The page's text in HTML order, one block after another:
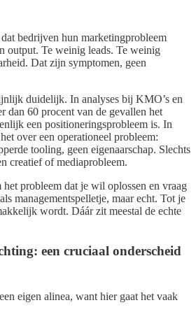
bedrijven hun marketingprobleem
output. Te weinig leads. Te weinig
Dat zijn symptomen, geen
duidelijk. In analyses bij KMO’s en
dan 60 procent van de gevallen het
een positioneringsprobleem is. In
over een operationeel probleem:
tooling, geen eigenaarschap. Slechts
creatief of mediaprobleem.
probleem dat je wil oplossen en vraag
managementspelletje, maar echt. Tot je
wordt. Dáár zit meestal de echte
een cruciaal onderscheid
eigen alinea, want hier gaat het vaak